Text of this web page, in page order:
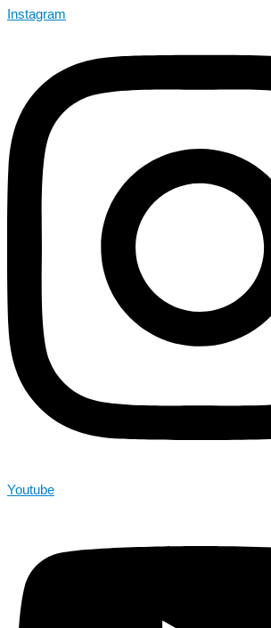
Instagram
Youtube